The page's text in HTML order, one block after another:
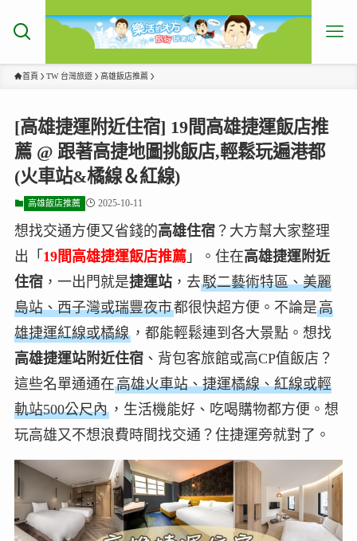
首頁 TW 台灣旅遊 高雄飯店推薦
[高雄捷運附近住宿] 19間高雄捷運飯店推
薦 @ 跟著高捷地圖挑飯店,輕鬆玩遍港都
(火車站&橘線＆紅線)
高雄飯店推薦 2025-10-11
想找交通方便又省錢的高雄住宿？大方幫大家整理
出「 19間高雄捷運飯店推薦」。住在高雄捷運附近
住宿，一出門就是捷運站，去駁二藝術特區、美麗
島站、西子灣或瑞豐夜市都很快超方便。不論是高
雄捷運紅線或橘線，都能輕鬆連到各大景點。想找
高雄捷運站附近住宿、背包客旅館或高CP值飯店？
這些名單通通在高雄火車站、捷運橘線、紅線或輕
軌站500公尺內，生活機能好、吃喝購物都方便。想
玩高雄又不想浪費時間找交通？住捷運旁就對了。